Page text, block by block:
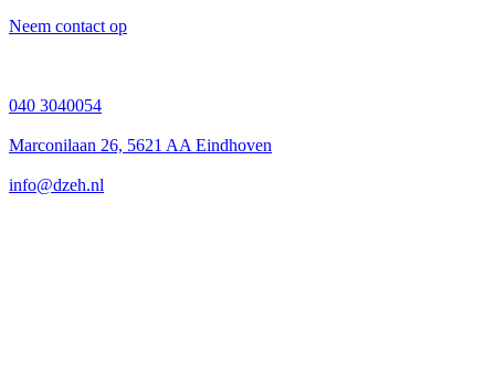
Neem contact op
040 3040054
Marconilaan 26, 5621 AA Eindhoven
info@dzeh.nl